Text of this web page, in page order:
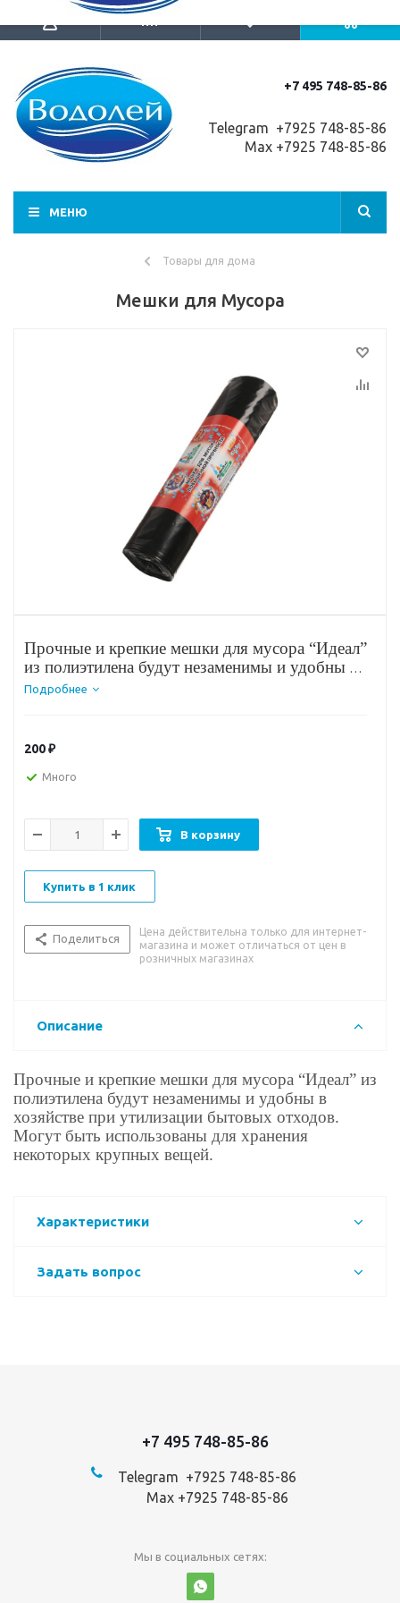
+7 495 748-85-86
Telegram +7925 748-85-86
Max +7925 748-85-86
МЕНЮ
Товары для дома
Мешки для Мусора
Прочные и крепкие мешки для мусора “Идеал”
из полиэтилена будут незаменимы и удобны в
хозяйстве при утилизации бытовых отходов.
Подробнее
200₽
Много
В корзину
Купить в 1 клик
Поделиться
Цена действительна только для интернет-
магазина и может отличаться от цен в
розничных магазинах
Описание
Прочные и крепкие мешки для мусора “Идеал” из
полиэтилена будут незаменимы и удобны в
хозяйстве при утилизации бытовых отходов.
Могут быть использованы для хранения
некоторых крупных вещей.
Характеристики
Задать вопрос
+7 495 748-85-86
Telegram +7925 748-85-86
Max +7925 748-85-86
Мы в социальных сетях: